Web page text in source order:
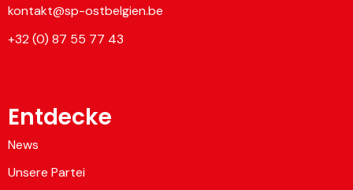
kontakt@sp-ostbelgien.be
+32 (0) 87 55 77 43
Entdecke
News
Unsere Partei